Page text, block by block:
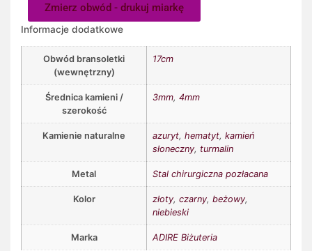
Zmierz obwód - drukuj miarkę
Informacje dodatkowe
Obwód bransoletki
(wewnętrzny)
17cm
Średnica kamieni /
szerokość
3mm, 4mm
Kamienie naturalne azuryt, hematyt, kamień
słoneczny, turmalin
Metal Stal chirurgiczna pozłacana
Kolor złoty, czarny, beżowy,
niebieski
Marka ADIRE Biżuteria